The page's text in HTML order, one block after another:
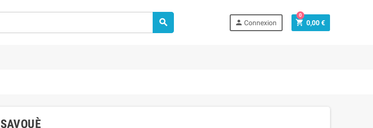
  Connexion  0,00 €
0
SAVOUÈ